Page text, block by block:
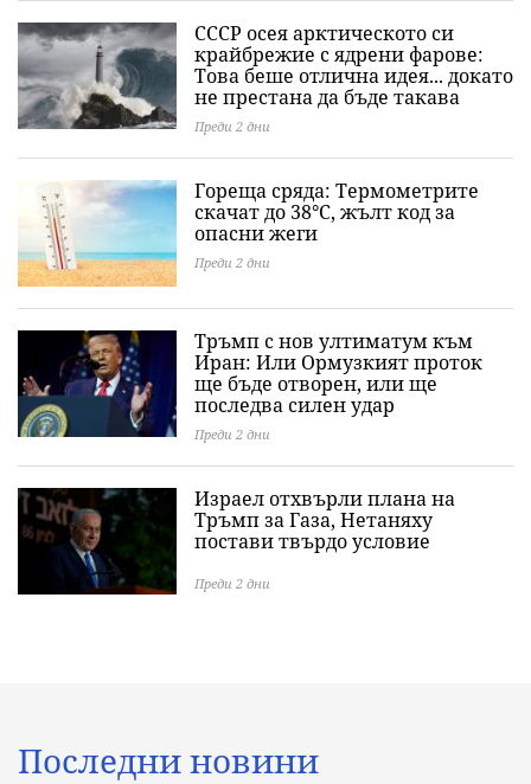
СССР осея арктическото си
крайбрежие с ядрени фарове:
Това беше отлична идея... докато
не престана да бъде такава
Преди 2 дни
Гореща сряда: Термометрите
скачат до 38°C, жълт код за
опасни жеги
Преди 2 дни
Тръмп с нов ултиматум към
Иран: Или Ормузкият проток
ще бъде отворен, или ще
последва силен удар
Преди 2 дни
Израел отхвърли плана на
Тръмп за Газа, Нетаняху
постави твърдо условие
Преди 2 дни
Последни новини